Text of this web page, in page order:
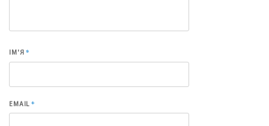
ІМ'Я*
EMAIL*